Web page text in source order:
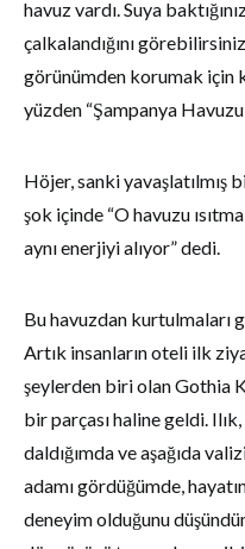
havuz vardı. Suya
çalkalandığını
görünümden korumak için
yüzden “Şampanya
Höjer, sanki yavaşlatılmış
şok içinde “O havuzu
aynı enerjiyi alıyor” dedi.
Bu havuzdan kurtulmaları
Artık insanların oteli ilk
şeylerden biri olan Gothia
bir parçası haline geldi.
daldığımda ve aşağıda
adamı gördüğümde,
deneyim olduğunu